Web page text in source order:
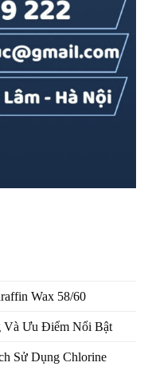
Wax 58/60
Và Ưu Điểm Nổi Bật
Sử Dụng Chlorine